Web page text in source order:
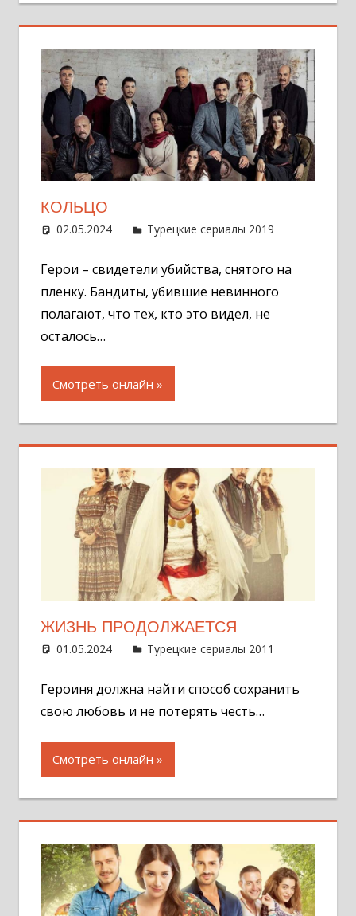
КОЛЬЦО
02.05.2024 Администратор
Турецкие сериалы 2019
Герои – свидетели убийства, снятого на
пленку. Бандиты, убившие невинного
полагают, что тех, кто это видел, не
осталось…
Смотреть онлайн
ЖИЗНЬ ПРОДОЛЖАЕТСЯ
01.05.2024 Администратор
Турецкие сериалы 2011
Героиня должна найти способ сохранить
свою любовь и не потерять честь…
Смотреть онлайн